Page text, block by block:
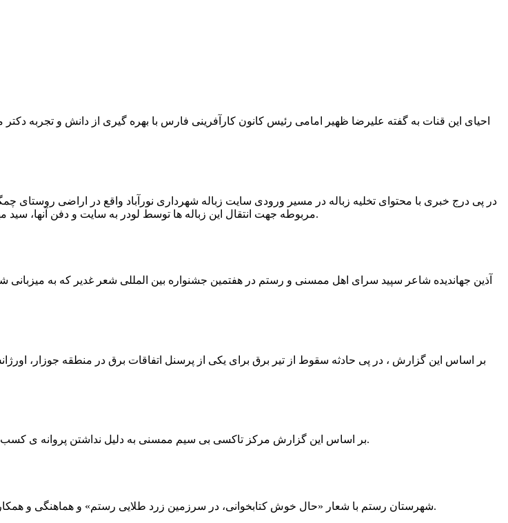
در پی درج خبری با محتوای تخلیه زباله در مسیر ورودی سایت زباله شهرداری نورآباد واقع در اراضی
مربوطه جهت انتقال این زباله ها توسط لودر به سایت و دفن آنها، سید مهدی حسینی دهیار چمگل با ارسال تصاویری خبر از جمع آوری این زباله ها توسط شهرداری داد.
آذین جهاندیده شاعر سپید سرای اهل ممسنی و رستم در هفتمین جشنواره بین المللی شعر غدیر که به
بر اساس این گزارش ، در پی حادثه سقوط از تیر برق برای یکی از پرسنل اتفاقات برق در منطقه جوزار،
بر اساس این گزارش مرکز تاکسی بی سیم ممسنی به دلیل نداشتن پروانه ی کسب به استناد ماده ی ۲۷ و ۲۸ قانون نظام صنفی با دستور مقام قضایی تا اطلاع ثانوی پلمپ گردید.
شهرستان رستم با شعار «حال خوش کتابخوانی، در سرزمین زرد طلایی رستم» و هماهنگی و همکاری همه دستگاه های فرهنگی و مردم آمادگی خود را برای نامزدی پایخت کتاب ایران اعلام کرد.